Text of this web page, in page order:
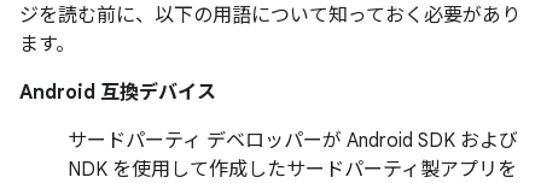
ジを読む前に、以下の用語について知っておく必要があり
ます。
Android 互換デバイス
サードパーティ デベロッパーが Android SDK および
NDK を使用して作成したサードパーティ製アプリを